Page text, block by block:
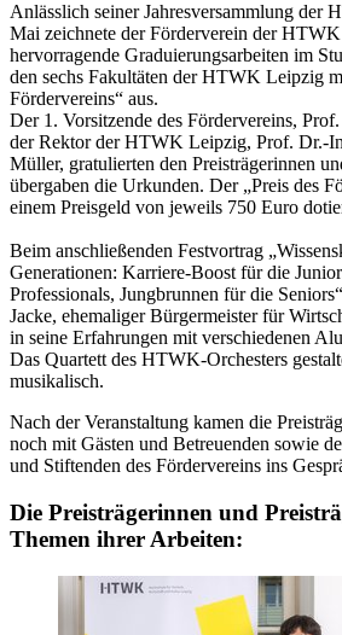
Anlässlich seiner Jahresversammlung der
Mai zeichnete der Förderverein der
hervorragende Graduierungsarbeiten im
den sechs Fakultäten der HTWK Leipzig
Fördervereins“ aus.
Der 1. Vorsitzende des Fördervereins,
der Rektor der HTWK Leipzig, Prof. Dr.-
Müller, gratulierten den Preisträgerinnen
übergaben die Urkunden. Der „Preis des
einem Preisgeld von jeweils 750 Euro
Beim anschließenden Festvortrag
Generationen: Karriere-Boost für die
Professionals, Jungbrunnen für die
Jacke, ehemaliger Bürgermeister für
in seine Erfahrungen mit verschiedenen
Das Quartett des HTWK-Orchesters
musikalisch.
Nach der Veranstaltung kamen die
noch mit Gästen und Betreuenden sowie
und Stiftenden des Fördervereins ins
Die Preisträgerinnen und
Themen ihrer Arbeiten: